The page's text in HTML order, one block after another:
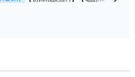
【池袋・東池袋2
応します！即日対応可能。